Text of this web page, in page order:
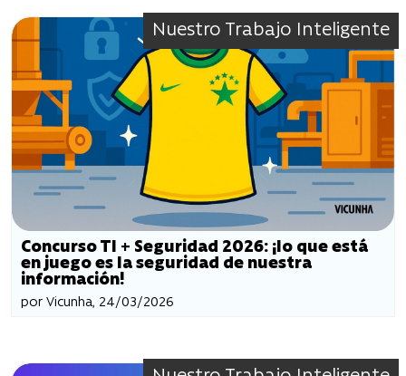
Nuestro Trabajo Inteligente
Concurso TI + Seguridad 2026: ¡lo que está
en juego es la seguridad de nuestra
información!
por Vicunha, 24/03/2026